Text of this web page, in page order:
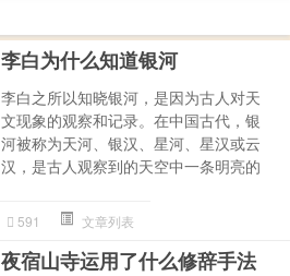
李白为什么知道银河
李白之所以知晓银河，是因为古人对天
文现象的观察和记录。在中国古代，银
河被称为天河、银汉、星河、星汉或云
汉，是古人观察到的天空中一条明亮的
591 文章列表
夜宿山寺运用了什么修辞手法